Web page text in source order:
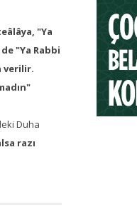
"Ya
"Ya Rabbi
verilir.
Duha
razı